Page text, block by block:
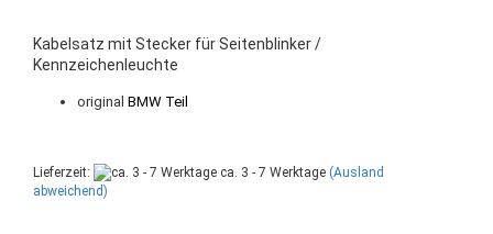
Kabelsatz mit Stecker für Seitenblinker /
Kennzeichenleuchte
original BMW Teil
Lieferzeit: ca. 3 - 7 Werktage (Ausland
abweichend)